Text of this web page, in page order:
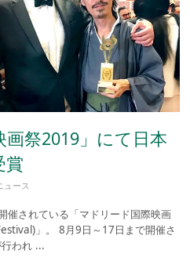
画祭2019」にて日本
賞
ュース
催されている「マドリード国際映画
」。 8月9日～17日まで開催さ
われ ...